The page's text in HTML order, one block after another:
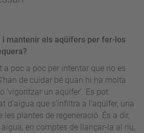
i mantenir els aqüífers per fer-los
a poc a poc per intentar que no es
de cuidar bé quan hi ha molta
‘vigoritzar un aqüífer’. Es pot
que s’infiltra a l’aqüífer, una
les plantes de regeneració. És a dir,
en comptes de llançar-la al riu,